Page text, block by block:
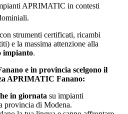
APRIMATIC in contesti
strumenti certificati, ricambi
e la massima attenzione alla
impianto.
e in provincia scelgono il
APRIMATIC Fanano:
in giornata su impianti
provincia di Modena.